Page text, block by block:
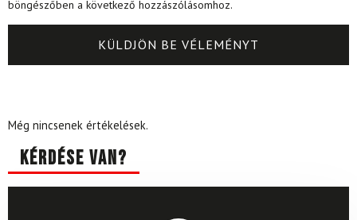
böngészőben a következő hozzászólásomhoz.
Még nincsenek értékelések.
Kérdése van?